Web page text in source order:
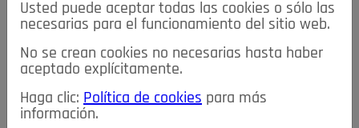
≡NOTICIAS
NOTICIAS SERVICIOS DE INTERÉS
TABLÓN DE ANUNCIOS MIS ANUNCIOS CONTACTO
NOSOTROS
Usted puede aceptar todas las cookies o sólo las
necesarias para el funcionamiento del sitio web.
No se crean cookies no necesarias hasta haber
aceptado explícitamente.
Haga clic: Política de cookies para más
información.